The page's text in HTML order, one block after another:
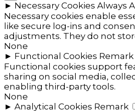
► Necessary Cookies Always
Necessary cookies enable
like secure log-ins and
adjustments. They do not
None
► Functional Cookies Remark
Functional cookies support
sharing on social media,
enabling third-party tools.
None
► Analytical Cookies Remark